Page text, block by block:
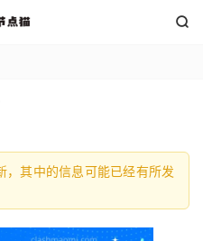

其中的信息可能已经有所发